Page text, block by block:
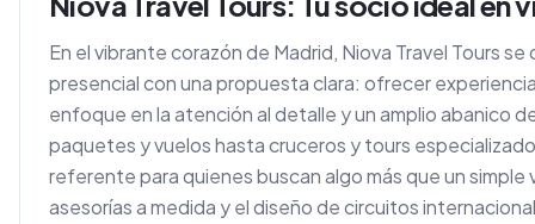
En el vibrante corazón de Madrid, Niova Travel Tours
presencial con una propuesta clara: ofrecer
enfoque en la atención al detalle y un amplio abanico
paquetes y vuelos hasta cruceros y tours
referente para quienes buscan algo más que un simple
asesorías a medida y el diseño de circuitos